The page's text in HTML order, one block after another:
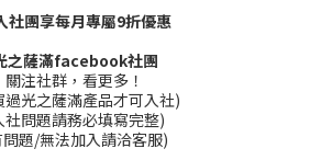
社團享每月專屬9折優惠
之薩滿facebook社團
關注社群，看更多！
過光之薩滿產品才可入社)
社問題請務必填寫完整)
問題/無法加入請洽客服)